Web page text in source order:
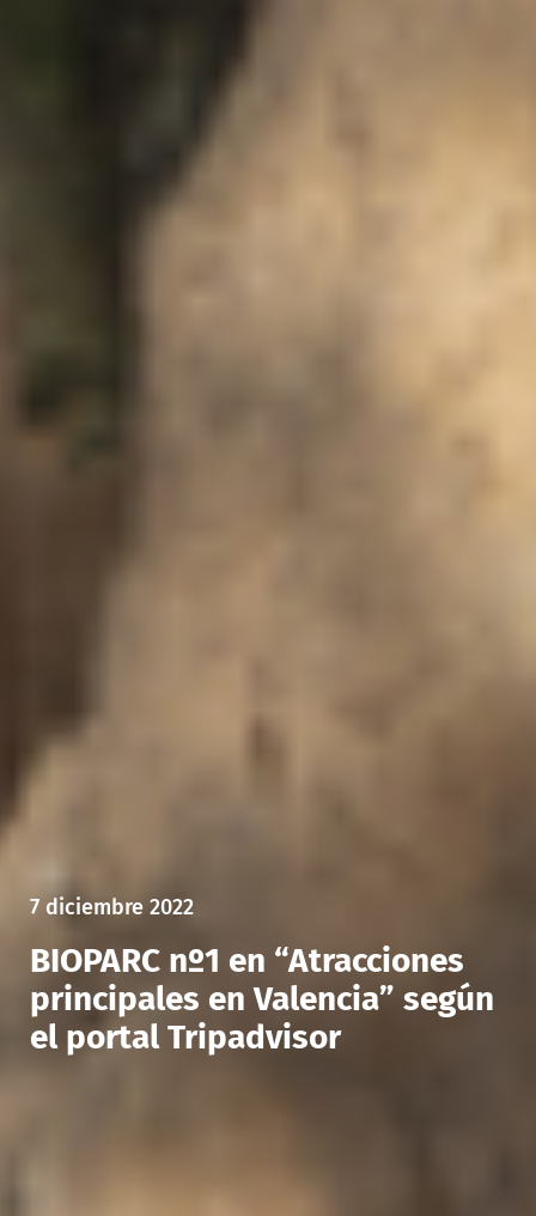
7 diciembre 2022
BIOPARC nº1 en “Atracciones
principales en Valencia” según
el portal Tripadvisor